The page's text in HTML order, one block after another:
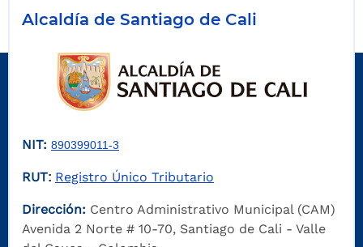
Alcaldía de Santiago de Cali
NIT: 890399011-3
RUT: Registro Único Tributario
Dirección: Centro Administrativo Municipal (CAM)
Avenida 2 Norte # 10-70, Santiago de Cali - Valle